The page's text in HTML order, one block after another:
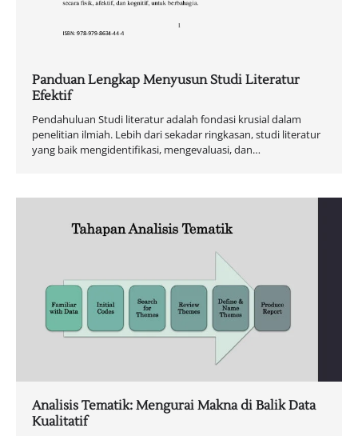
Panduan Lengkap Menyusun Studi Literatur
Efektif
Pendahuluan Studi literatur adalah fondasi krusial dalam
penelitian ilmiah. Lebih dari sekadar ringkasan, studi literatur
yang baik mengidentifikasi, mengevaluasi, dan…
Analisis Tematik: Mengurai Makna di Balik Data
Kualitatif